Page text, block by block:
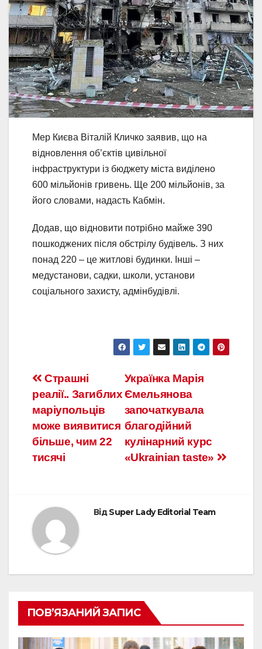
Мер Києва Віталій Кличко заявив, що на
відновлення об’єктів цивільної
інфраструктури із бюджету міста виділено
600 мільйонів гривень. Ще 200 мільйонів, за
його словами, надасть Кабмін.
Додав, що відновити потрібно майже 390
пошкоджених після обстрілу будівель. З них
понад 220 – це житлові будинки. Інші –
медустанови, садки, школи, установи
соціального захисту, адмінбудівлі.
Українка Марія
Ємельянова
започаткувала
благодійний
кулінарний курс
«Ukrainian tastе»
Страшні
реалії.. Загиблих
маріупольців
може виявитися
більше, чим 22
тисячі
ВідSuper Lady Editorial Team
ПОВ’ЯЗАНИЙ ЗАПИС